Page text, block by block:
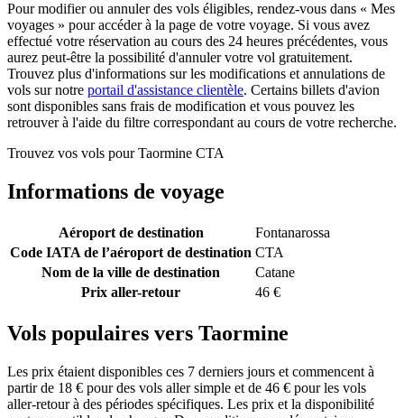
Pour modifier ou annuler des vols éligibles, rendez-vous dans « Mes
voyages » pour accéder à la page de votre voyage. Si vous avez
effectué votre réservation au cours des 24 heures précédentes, vous
aurez peut-être la possibilité d'annuler votre vol gratuitement.
Trouvez plus d'informations sur les modifications et annulations de
vols sur notre portail d'assistance clientèle. Certains billets d'avion
sont disponibles sans frais de modification et vous pouvez les
retrouver à l'aide du filtre correspondant au cours de votre recherche.
Trouvez vos vols pour Taormine CTA
Informations de voyage
Aéroport de destination
Fontanarossa
Code IATA de l’aéroport de destination CTA
Nom de la ville de destination
Catane
Prix aller-retour
46 €
Vols populaires vers Taormine
Les prix étaient disponibles ces 7 derniers jours et commencent à
partir de 18 € pour des vols aller simple et de 46 € pour les vols
aller-retour à des périodes spécifiques. Les prix et la disponibilité